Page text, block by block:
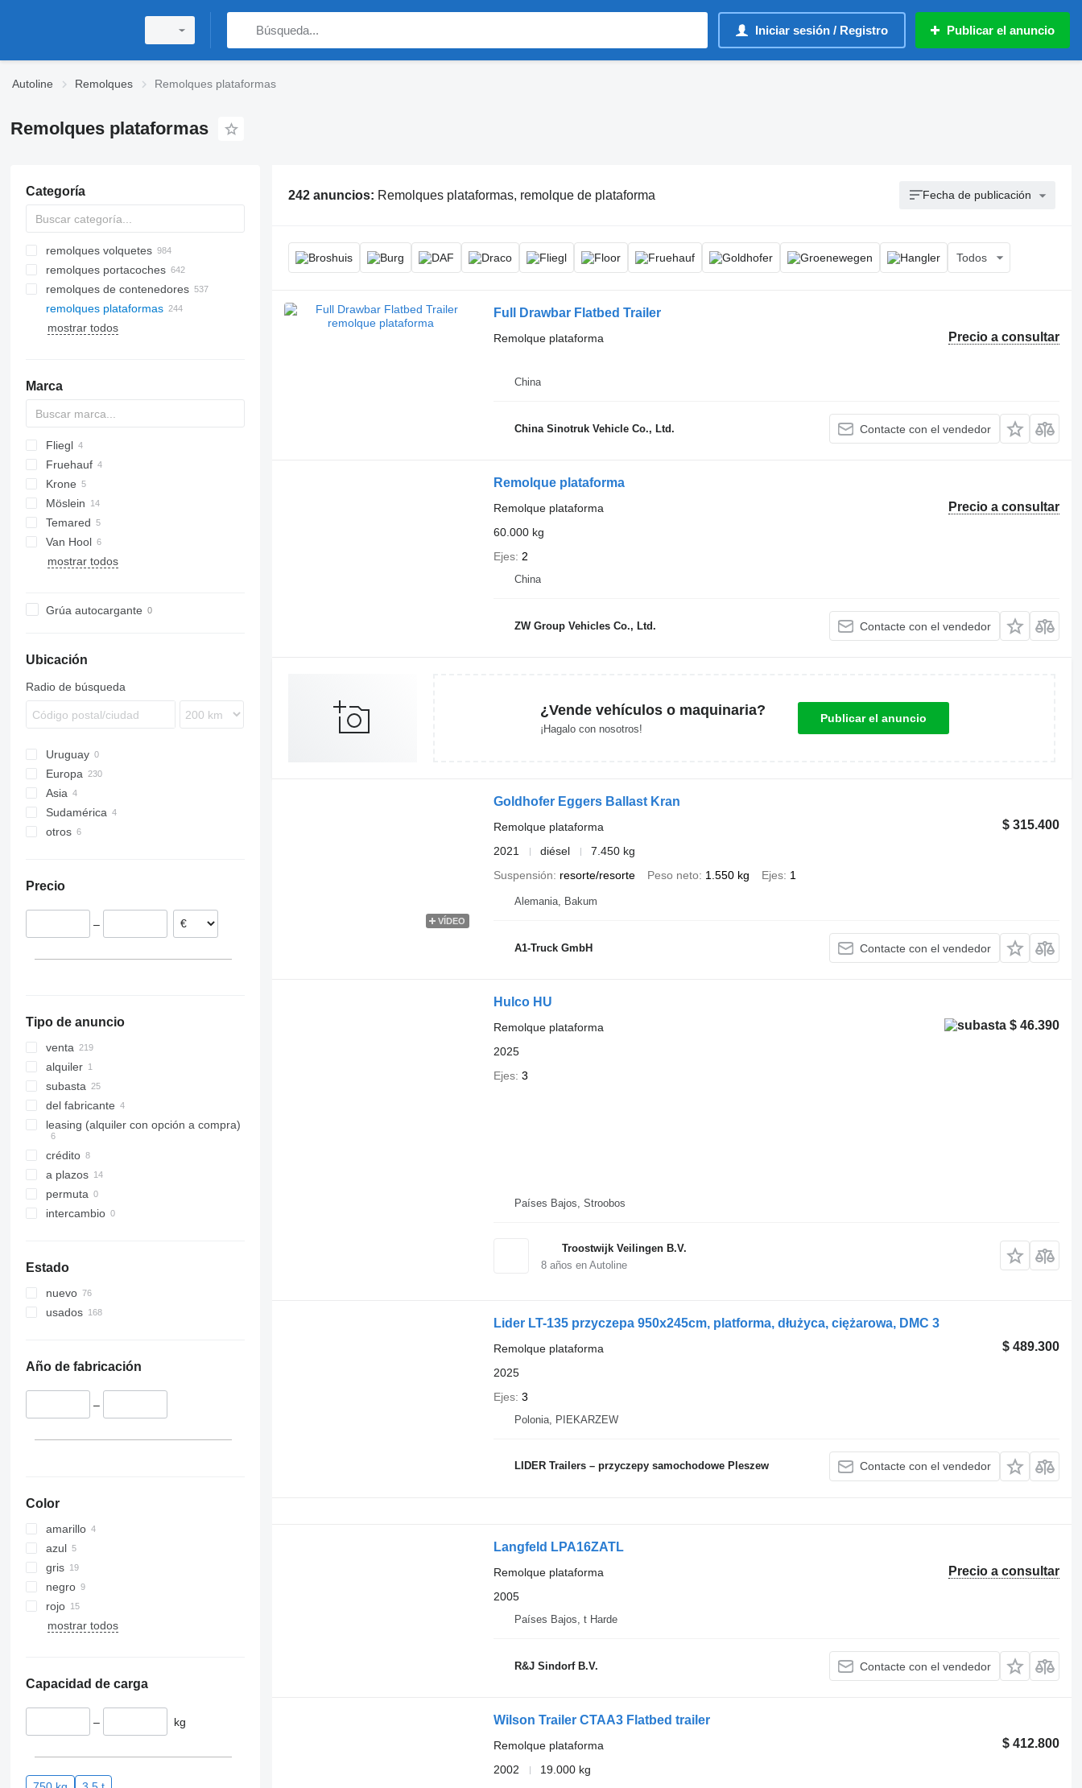
Iniciar sesión / Registro Publicar el anuncio
Autoline Remolques Remolques plataformas
Remolques plataformas
Categoría
remolques volquetes
remolques portacoches
remolques de contenedores
remolques plataformas
mostrar todos
Marca
Merkury
BPA
A1010
Fliegl
TPS
ZPS
Fruehauf
AC
D-series
Krone
ADP
AZ
Möslein
T-series
THT
Tandem
Kaiser
PA
Temared
Van Hool
mostrar todos
Grúa autocargante
Ubicación
Radio de búsqueda
Uruguay
Europa
Alemania
Hungría
Portugal
Asia
Turquía
Sudamérica
otros
Precio
–
Tipo de anuncio
venta
alquiler
subasta
del fabricante
leasing (alquiler con opción a compra)
crédito
a plazos
permuta
intercambio
Estado
nuevo
usados
Año de fabricación
–
Color
amarillo
azul
gris
negro
rojo
mostrar todos
Capacidad de carga
– kg
242 anuncios: Remolques plataformas, remolque de plataforma Fecha de publicación
Todos
Full Drawbar Flatbed Trailer
Precio a consultar
Remolque plataforma
China
China Sinotruk Vehicle Co., Ltd. Contacte con el vendedor
Remolque plataforma
Precio a consultar
Remolque plataforma
60.000 kg
Ejes 2
China
ZW Group Vehicles Co., Ltd. Contacte con el vendedor
¿Vende vehículos o maquinaria?
¡Hagalo con nosotros!
Publicar el anuncio
VÍDEO
Goldhofer Eggers Ballast Kran
$ 315.400
Remolque plataforma
2021
diésel
7.450 kg
Suspensión
resorte/resorte Peso neto 1.550 kg Ejes 1
Alemania, Bakum
A1-Truck GmbH Contacte con el vendedor
Hulco HU
$ 46.390
Remolque plataforma
2025
Ejes 3
Países Bajos, Stroobos
Troostwijk Veilingen B.V.
8años en Autoline
Lider LT-135 przyczepa 950x245cm, platforma, dłużyca, ciężarowa, DMC 3
$ 489.300
Remolque plataforma
2025
Ejes 3
Polonia, PIEKARZEW
LIDER Trailers – przyczepy samochodowe Pleszew Contacte con el vendedor
Langfeld LPA16ZATL
Precio a consultar
Remolque plataforma
2005
Países Bajos, t Harde
R&J Sindorf B.V. Contacte con el vendedor
Wilson Trailer CTAA3 Flatbed trailer
$ 412.800
Remolque plataforma
2002
19.000 kg